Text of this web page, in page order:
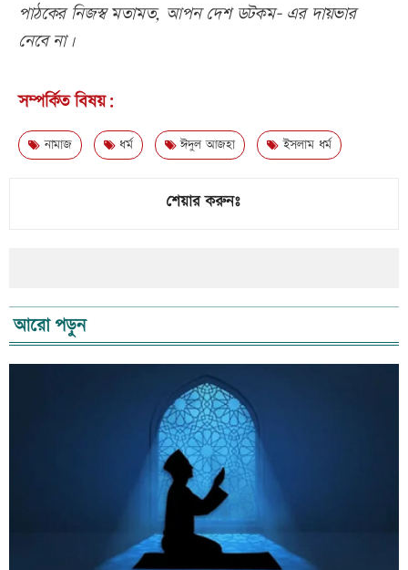
পাঠকের নিজস্ব মতামত, আপন দেশ ডটকম- এর দায়ভার
নেবে না।
সম্পর্কিত বিষয়:
নামাজ ধর্ম ঈদুল আজহা ইসলাম ধর্ম
শেয়ার করুনঃ
আরো পড়ুন